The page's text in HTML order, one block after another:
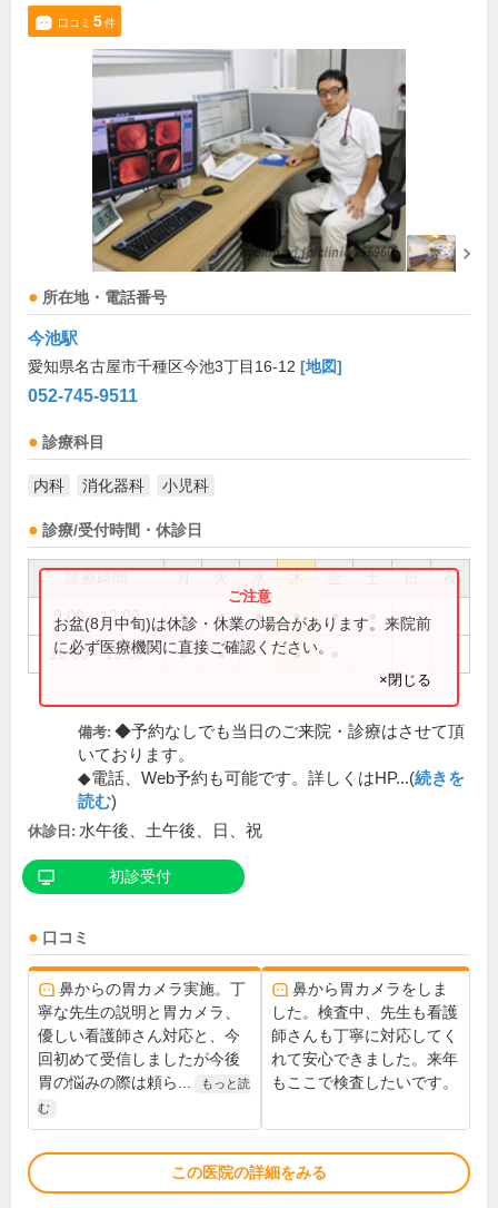
口コミ 5件
所在地・電話番号
今池駅
愛知県名古屋市千種区今池3丁目16-12 [地図]
052-745-9511
診療科目
内科 消化器科 小児科
診療/受付時間・休診日
祝
9:00～12:00 ● ● ● ● ●
16:00～19:00 ● ● ●
お盆(8月中旬)は休診・休業の場合があります。来院前
に必ず医療機関に直接ご確認ください。
×閉じる
備考: ◆予約なしでも当日のご来院・診療はさせて頂
いております。
◆電話、Web予約も可能です。詳しくはHP...(続きを
読む)
休診日: 水午後、土午後、日、祝
初診受付
口コミ
鼻からの胃カメラ実施。丁
寧な先生の説明と胃カメラ、
優しい看護師さん対応と、今
回初めて受信しましたが今後
胃の悩みの際は頼ら...
もっと読
む
鼻から胃カメラをしま
した。検査中、先生も看護
師さんも丁寧に対応してく
れて安心できました。来年
もここで検査したいです。
この医院の詳細をみる